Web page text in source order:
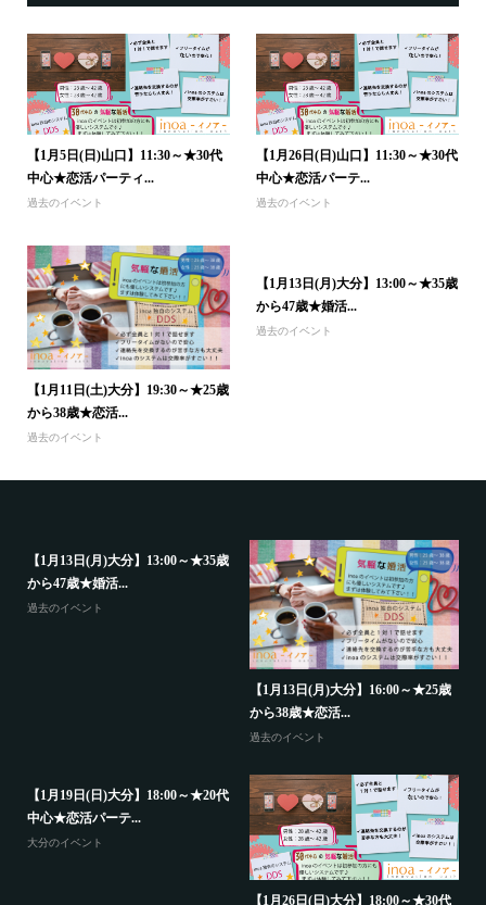
【1月5日(日)山口】11:30～★30代
中心★恋活パーティ...
過去のイベント
【1月26日(日)山口】11:30～★30代
中心★恋活パーテ...
過去のイベント
【1月11日(土)大分】19:30～★25歳
から38歳★恋活...
過去のイベント
【1月13日(月)大分】13:00～★35歳
から47歳★婚活...
過去のイベント
【1月13日(月)大分】13:00～★35歳
から47歳★婚活...
過去のイベント
【1月13日(月)大分】16:00～★25歳
から38歳★恋活...
過去のイベント
【1月19日(日)大分】18:00～★20代
中心★恋活パーテ...
大分のイベント
【1月26日(日)大分】18:00～★30代